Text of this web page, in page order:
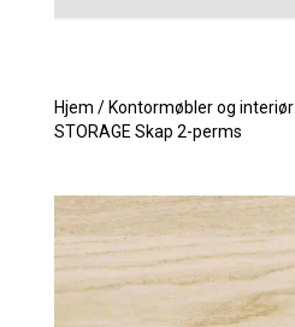
Hjem / Kontormøbler og interiør
STORAGE Skap 2-perms